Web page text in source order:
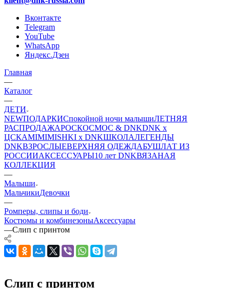
Вконтакте
Telegram
YouTube
WhatsApp
Яндекс.Дзен
Главная
—
Каталог
—
ДЕТИ
NEWПОДАРКИСпокойной ночи малышиЛЕТНЯЯ
РАСПРОДАЖАРОСКОСМОС & DNKDNK x
ЦСКАMIMIMISHKI x DNKШКОЛАЛЕГЕНДЫ
DNKВЗРОСЛЫЕВЕРХНЯЯ ОДЕЖДАБУШЛАТ ИЗ
РОССИИАКСЕССУАРЫ10 лет DNKВЯЗАНАЯ
КОЛЛЕКЦИЯ
—
Малыши
МальчикиДевочки
—
Ромперы, слипы и боди
Костюмы и комбинезоныАксессуары
—Слип с принтом
Слип с принтом